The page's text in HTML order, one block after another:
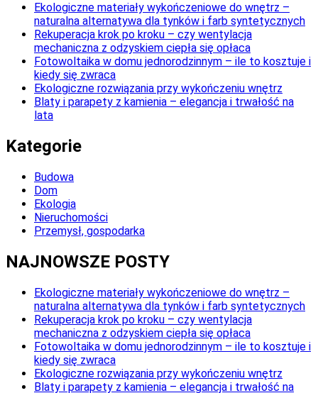
Ekologiczne materiały wykończeniowe do wnętrz –
naturalna alternatywa dla tynków i farb syntetycznych
Rekuperacja krok po kroku – czy wentylacja
mechaniczna z odzyskiem ciepła się opłaca
Fotowoltaika w domu jednorodzinnym – ile to kosztuje i
kiedy się zwraca
Ekologiczne rozwiązania przy wykończeniu wnętrz
Blaty i parapety z kamienia – elegancja i trwałość na
lata
Kategorie
Budowa
Dom
Ekologia
Nieruchomości
Przemysł, gospodarka
NAJNOWSZE POSTY
Ekologiczne materiały wykończeniowe do wnętrz –
naturalna alternatywa dla tynków i farb syntetycznych
Rekuperacja krok po kroku – czy wentylacja
mechaniczna z odzyskiem ciepła się opłaca
Fotowoltaika w domu jednorodzinnym – ile to kosztuje i
kiedy się zwraca
Ekologiczne rozwiązania przy wykończeniu wnętrz
Blaty i parapety z kamienia – elegancja i trwałość na